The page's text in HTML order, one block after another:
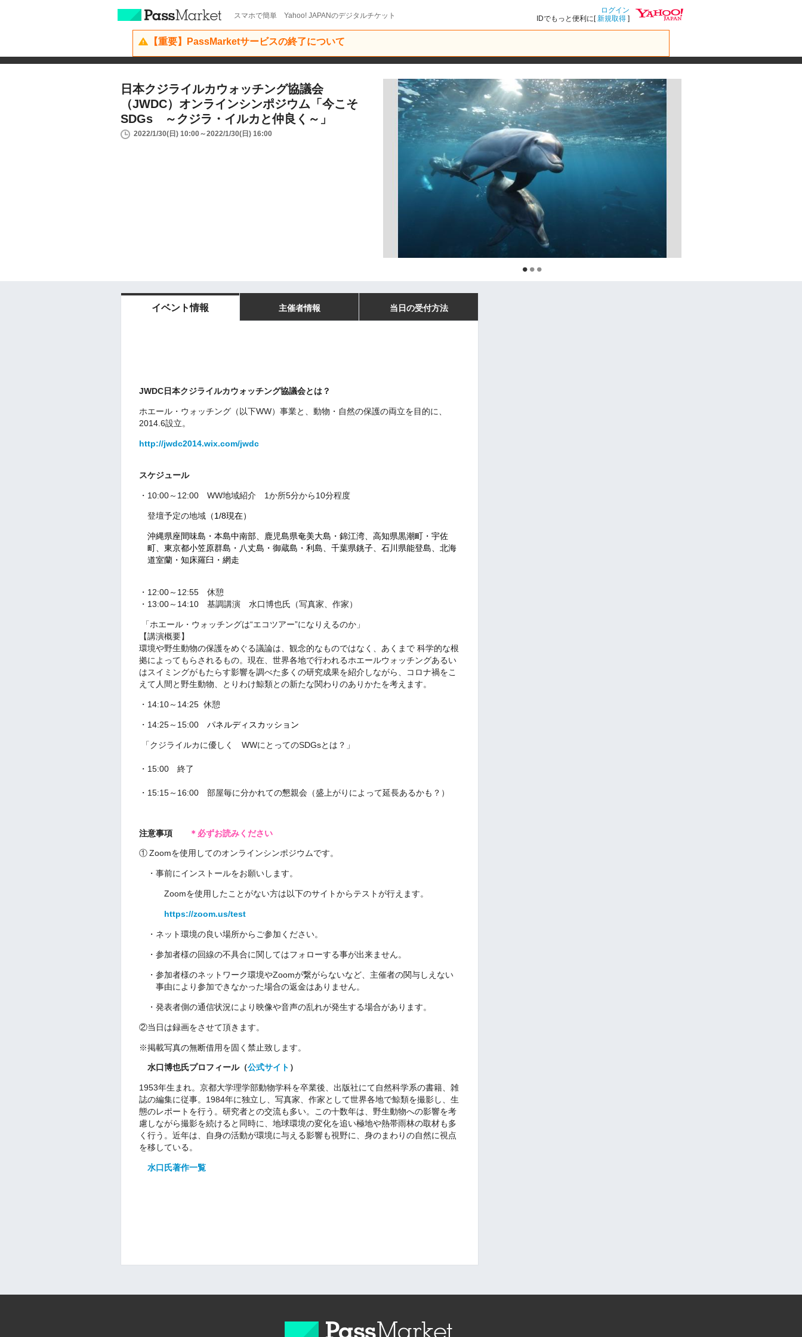
スマホで簡単 Yahoo! JAPANのデジタルチケット
ログイン
IDでもっと便利に[新規取得 ]
【重要】PassMarketサービスの終了について
日本クジライルカウォッチング協議会
（JWDC）オンラインシンポジウム「今こそ
SDGs ～クジラ・イルカと仲良く～」
2022/1/30(日) 10:00～2022/1/30(日) 16:00
イベント情報 主催者情報 当日の受付方法
JWDC日本クジライルカウォッチング協議会とは？
ホエール・ウォッチング（以下WW）事業と、動物・自然の保護の両立を目的に、
2014.6設立。
http://jwdc2014.wix.com/jwdc
スケジュール
・10:00～12:00 WW地域紹介 1か所5分から10分程度
登壇予定の地域 （1/8現在）
沖縄県座間味島・本島中南部、鹿児島県奄美大島・錦江湾、高知県黒潮町・宇佐
町、東京都小笠原群島・八丈島・御蔵島・利島、千葉県銚子、石川県能登島、北海
道室蘭・知床羅臼・網走
・12:00～12:55 休憩
・13:00～14:10 基調講演 水口博也氏（写真家、作家）
「ホエール・ウォッチングは“エコツアー”になりえるのか」
【講演概要】
環境や野生動物の保護をめぐる議論は、観念的なものではなく、あくまで 科学的な根
拠によってもらされるもの。現在、世界各地で行われるホエールウォッチングあるい
はスイミングがもたらす影響を調べた多くの研究成果を紹介しながら、コロナ禍をこ
えて人間と野生動物、とりわけ鯨類との新たな関わりのありかたを考えます。
・14:10～14:25 休憩
・14:25～15:00 パネルディスカッション
「クジライルカに優しく WWにとってのSDGsとは？」
・15:00 終了
・15:15～16:00 部屋毎に分かれての懇親会（盛上がりによって延長あるかも？）
注意事項 ＊必ずお読みください
①Zoomを使用してのオンラインシンポジウムです。
・事前にインストールをお願いします。
Zoomを使用したことがない方は以下のサイトからテストが行えます。
https://zoom.us/test
・ネット環境の良い場所からご参加ください。
・参加者様の回線の不具合に関してはフォローする事が出来ません。
・参加者様のネットワーク環境やZoomが繋がらないなど、主催者の関与しえない
事由により参加できなかった場合の返金はありません。
・発表者側の通信状況により映像や音声の乱れが発生する場合があります。
②当日は録画をさせて頂きます。
※掲載写真の無断借用を固く禁止致します。
水口博也氏プロフィール（公式サイト ）
1953年生まれ。京都大学理学部動物学科を卒業後、出版社にて自然科学系の書籍、雑
誌の編集に従事。1984年に独立し、写真家、作家として世界各地で鯨類を撮影し、生
態のレポートを行う。研究者との交流も多い。この十数年は、野生動物への影響を考
慮しながら撮影を続けると同時に、地球環境の変化を追い極地や熱帯雨林の取材も多
く行う。近年は、自身の活動が環境に与える影響も視野に、身のまわりの自然に視点
を移している。
水口氏著作一覧